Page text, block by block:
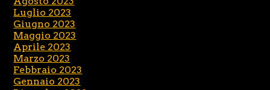
Luglio 2023
Giugno 2023
Maggio 2023
Aprile 2023
Marzo 2023
Febbraio 2023
Gennaio 2023